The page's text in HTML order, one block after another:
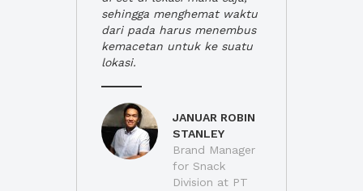
sehingga menghemat waktu
dari pada harus menembus
kemacetan untuk ke suatu
lokasi.
JANUAR ROBIN
STANLEY
Brand Manager
for Snack
Division at PT